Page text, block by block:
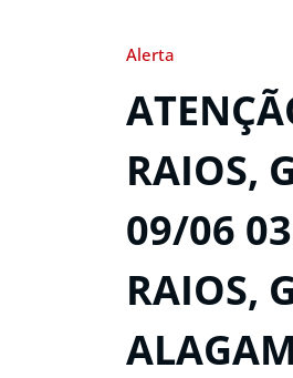
Alerta
RAIOS,
09/06
RAIOS,